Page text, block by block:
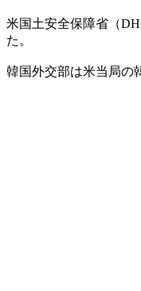
米国土安全保障省（
た。
韓国外交部は米当局の